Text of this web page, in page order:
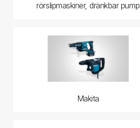
rörslipmaskiner, dränkbar pump
Makita